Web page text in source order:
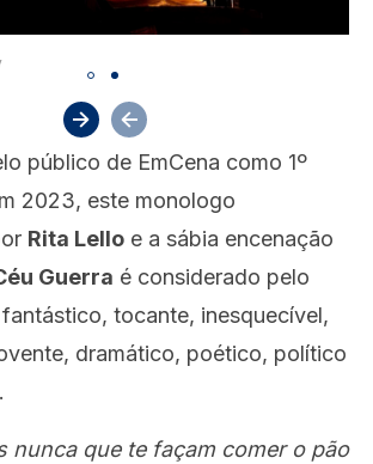
público de EmCena como 1º
2023, este monologo
Rita Lello e a sábia encenação
Guerra é considerado pelo
tocante, inesquecível,
dramático, poético, político
nunca que te façam comer o pão